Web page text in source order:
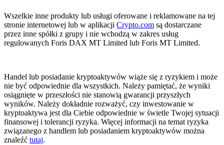
Wszelkie inne produkty lub usługi oferowane i reklamowane na tej
stronie internetowej lub w aplikacji Crypto.com są dostarczane
przez inne spółki z grupy i nie wchodzą w zakres usług
regulowanych Foris DAX MT Limited lub Foris MT Limited.
Handel lub posiadanie kryptoaktywów wiąże się z ryzykiem i może
nie być odpowiednie dla wszystkich. Należy pamiętać, że wyniki
osiągnięte w przeszłości nie stanowią gwarancji przyszłych
wyników. Należy dokładnie rozważyć, czy inwestowanie w
kryptoaktywa jest dla Ciebie odpowiednie w świetle Twojej sytuacji
finansowej i tolerancji ryzyka. Więcej informacji na temat ryzyka
związanego z handlem lub posiadaniem kryptoaktywów można
znaleźć tutaj.